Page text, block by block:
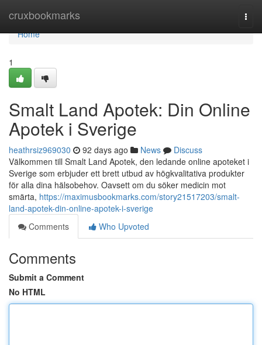
cruxbookmarks
Home
Home
1
Smalt Land Apotek: Din Online
Apotek i Sverige
heathrsiz969030 92 days ago News
Discuss
Välkommen till Smalt Land Apotek, den ledande online apoteket i
Sverige som erbjuder ett brett utbud av högkvalitativa produkter
för alla dina hälsobehov. Oavsett om du söker medicin mot
smärta, https://maximusbookmarks.com/story21517203/smalt-
land-apotek-din-online-apotek-i-sverige
Comments
Who Upvoted
Comments
Submit a Comment
No HTML